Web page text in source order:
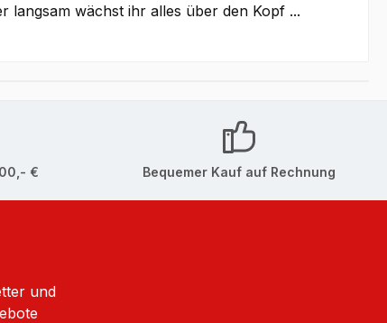
langsam wächst ihr alles über den Kopf ...
€ Bequemer Kauf auf Rechnung
und